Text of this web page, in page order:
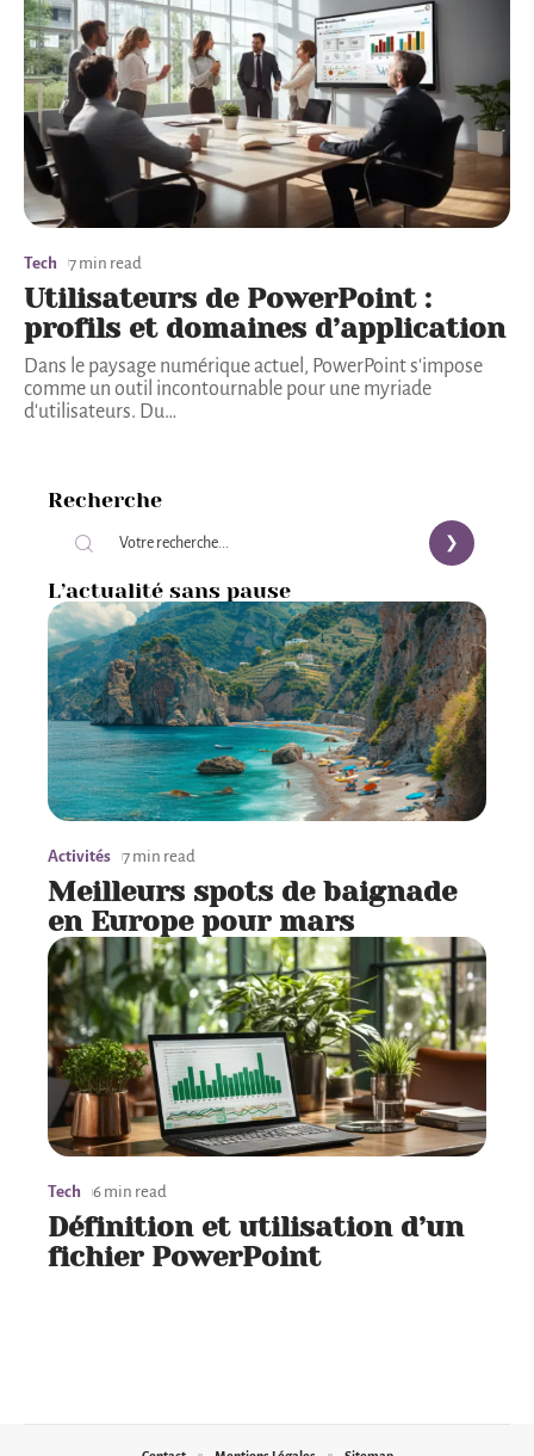
Tech 7 min read
Utilisateurs de PowerPoint :
profils et domaines d’application
Dans le paysage numérique actuel, PowerPoint s'impose
comme un outil incontournable pour une myriade
d'utilisateurs. Du…
Recherche
L’actualité sans pause
Activités 7 min read
Meilleurs spots de baignade
en Europe pour mars
Tech 6 min read
Définition et utilisation d’un
fichier PowerPoint